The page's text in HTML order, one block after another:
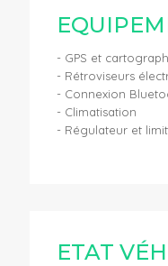
- GPS et
- Rétroviseurs
- Connexion
- Climatisation
- Régulateur et
ETAT